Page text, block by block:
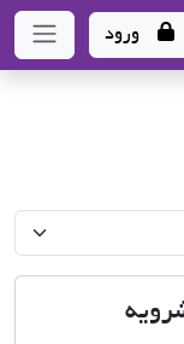
املاک
ورود